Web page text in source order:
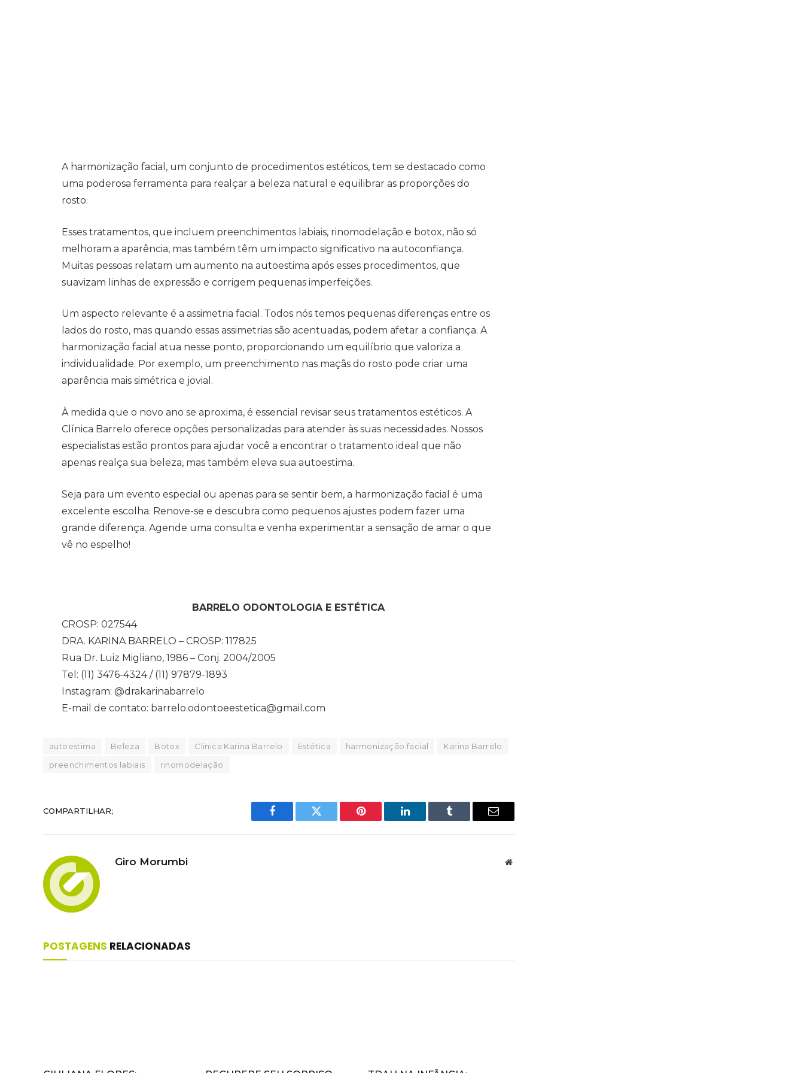
A harmonização facial, um conjunto de procedimentos estéticos, tem se destacado como
uma poderosa ferramenta para realçar a beleza natural e equilibrar as proporções do
rosto.
Esses tratamentos, que incluem preenchimentos labiais, rinomodelação e botox, não só
melhoram a aparência, mas também têm um impacto significativo na autoconfiança.
Muitas pessoas relatam um aumento na autoestima após esses procedimentos, que
suavizam linhas de expressão e corrigem pequenas imperfeições.
Um aspecto relevante é a assimetria facial. Todos nós temos pequenas diferenças entre os
lados do rosto, mas quando essas assimetrias são acentuadas, podem afetar a confiança. A
harmonização facial atua nesse ponto, proporcionando um equilíbrio que valoriza a
individualidade. Por exemplo, um preenchimento nas maçãs do rosto pode criar uma
aparência mais simétrica e jovial.
À medida que o novo ano se aproxima, é essencial revisar seus tratamentos estéticos. A
Clínica Barrelo oferece opções personalizadas para atender às suas necessidades. Nossos
especialistas estão prontos para ajudar você a encontrar o tratamento ideal que não
apenas realça sua beleza, mas também eleva sua autoestima.
Seja para um evento especial ou apenas para se sentir bem, a harmonização facial é uma
excelente escolha. Renove-se e descubra como pequenos ajustes podem fazer uma
grande diferença. Agende uma consulta e venha experimentar a sensação de amar o que
vê no espelho!
BARRELO ODONTOLOGIA E ESTÉTICA
CROSP: 027544
DRA. KARINA BARRELO – CROSP: 117825
Rua Dr. Luiz Migliano, 1986 – Conj. 2004/2005
Tel: (11) 3476-4324 / (11) 97879-1893
Instagram: @drakarinabarrelo
E-mail de contato: barrelo.odontoeestetica@gmail.com
autoestima Beleza Botox Clinica Karina Barrelo Estética harmonização facial
Karina Barrelo
preenchimentos labiais
rinomodelação
COMPARTILHAR;
Facebook Twitter Pinterest LinkedIn Tumblr Email
Giro Morumbi Website
POSTAGENS RELACIONADAS